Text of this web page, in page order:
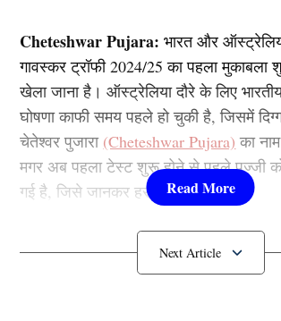
Cheteshwar Pujara: भारत और
गावस्कर ट्रॉफी 2024/25 का पहला मुकाबला
खेला जाना है। ऑस्ट्रेलिया दौरे के लिए
घोषणा काफी समय पहले हो चुकी है, जिसमें
चेतेश्वर पुजारा (Cheteshwar Pujara) का
मगर अब पहला टेस्ट शुरू होने से पहले पुज्जी को
गई है, जिसे जानकर हरकोई हैरान है।
भारतीय स्क्वाड में नहीं दी गई जगह